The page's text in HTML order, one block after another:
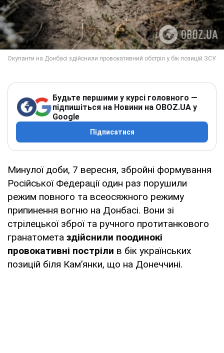
Будьте першими у курсі головного —
підпишіться на Новини на OBOZ.UA у
Google
Підписатися
Минулої доби, 7 вересня, збройні формування
Російської Федерації один раз порушили
режим повного та всеосяжного режиму
припинення вогню на Донбасі. Вони зі
стрілецької зброї та ручного протитанкового
гранатомета здійснили поодинокі
провокативні постріли в бік українських
позицій біля Кам’янки, що на Донеччині.